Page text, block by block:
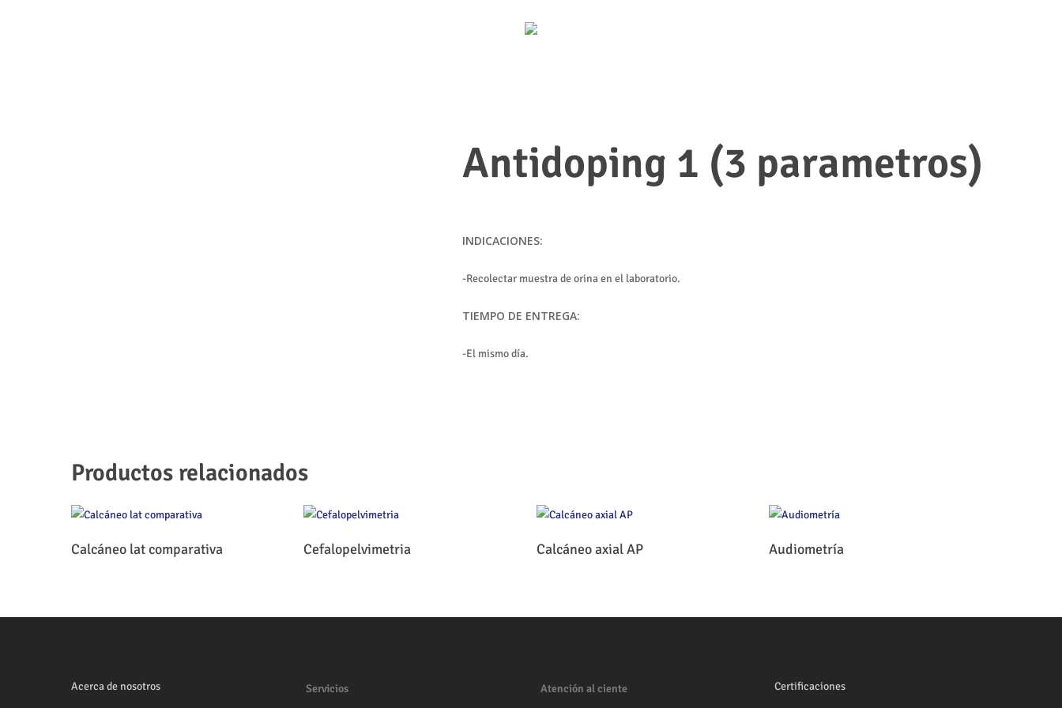
Antidoping 1 (3 parametros)
INDICACIONES:
-Recolectar muestra de orina en el laboratorio.
TIEMPO DE ENTREGA:
-El mismo día.
Productos relacionados
Leer Más
Calcáneo lat comparativa Leer Más
Cefalopelvimetria Leer Más
Calcáneo axial AP Audiometría
Acerca de nosotros Servicios Atención al ciente Certificaciones